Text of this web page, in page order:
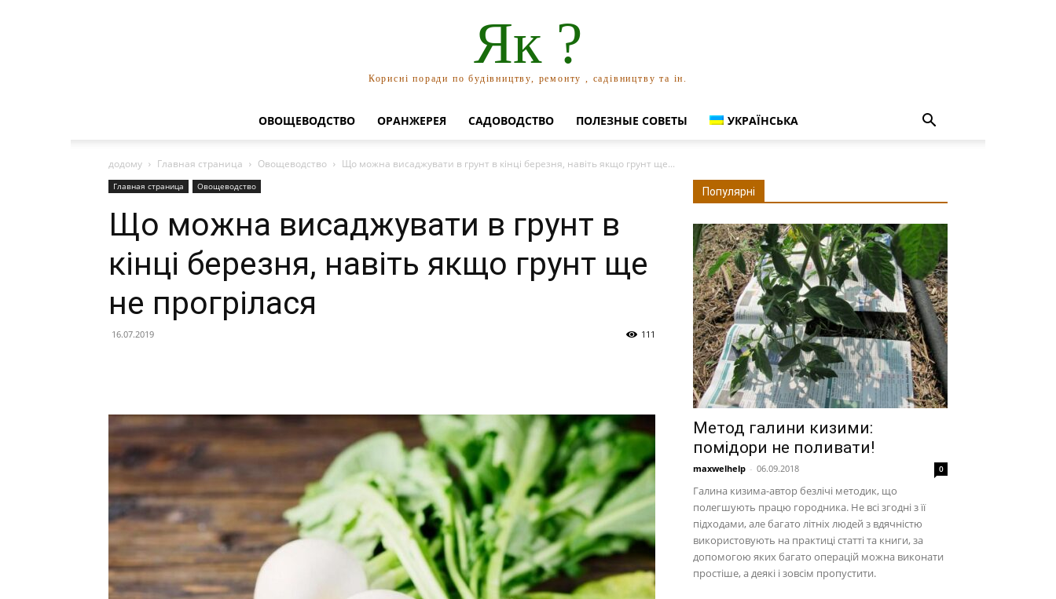
Як ?
Корисні поради по будівництву, ремонту , садівництву та ін.
ОВОЩЕВОДСТВО ОРАНЖЕРЕЯ САДОВОДСТВО ПОЛЕЗНЫЕ СОВЕТЫ УКРАЇНСЬКА
додому Главная страница Овощеводство Що можна висаджувати в грунт в кінці березня, навіть якщо грунт ще...
Главная страница Овощеводство
Що можна висаджувати в грунт в
кінці березня, навіть якщо грунт ще
не прогрілася
16.07.2019 111
Популярні
Метод галини кизими:
помідори не поливати!
maxwelhelp - 06.09.2018 0
Галина кизима-автор безлічі методик, що
полегшують працю городника. Не всі згодні з її
підходами, але багато літніх людей з вдячністю
використовують на практиці статті та книги, за
допомогою яких багато операцій можна виконати
простіше, а деякі і зовсім пропустити.